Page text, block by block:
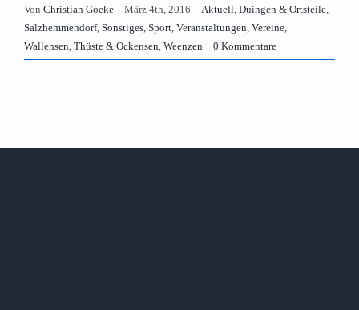
Von Christian Goeke | März 4th, 2016 | Aktuell, Duingen & Ortsteile,
Salzhemmendorf, Sonstiges, Sport, Veranstaltungen, Vereine,
Wallensen, Thüste & Ockensen, Weenzen | 0 Kommentare